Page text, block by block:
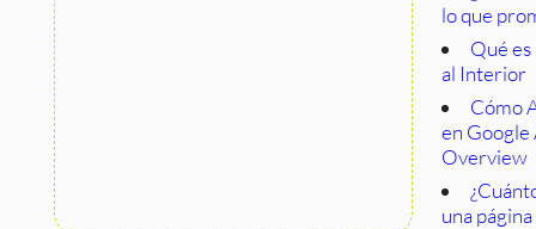
lo que
Qué
al Interior
Cómo
en Google
Overview
una